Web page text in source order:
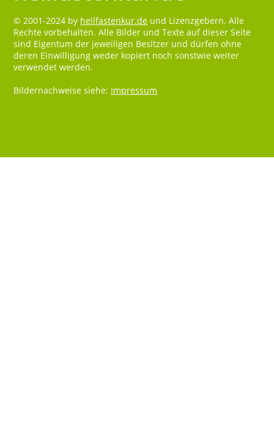
© 2001-2024 by heilfastenkur.de und Lizenzgebern. Alle
Rechte vorbehalten. Alle Bilder und Texte auf dieser Seite
sind Eigentum der jeweiligen Besitzer und dürfen ohne
deren Einwilligung weder kopiert noch sonstwie weiter
verwendet werden.
Bildernachweise siehe: Impressum